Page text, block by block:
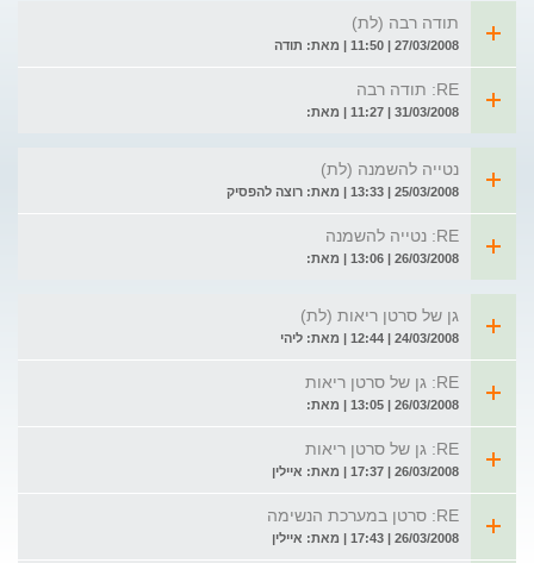
תודה רבה (לת)
27/03/2008 | 11:50 | מאת: תודה
RE: תודה רבה
31/03/2008 | 11:27 | מאת:
נטייה להשמנה (לת)
25/03/2008 | 13:33 | מאת: רוצה להפסיק
RE: נטייה להשמנה
26/03/2008 | 13:06 | מאת:
גן של סרטן ריאות (לת)
24/03/2008 | 12:44 | מאת: ליהי
RE: גן של סרטן ריאות
26/03/2008 | 13:05 | מאת:
RE: גן של סרטן ריאות
26/03/2008 | 17:37 | מאת: איילין
RE: סרטן במערכת הנשימה
26/03/2008 | 17:43 | מאת: איילין